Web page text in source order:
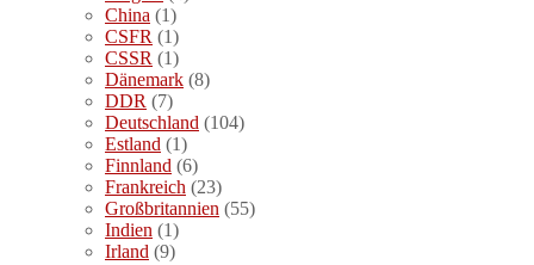
China (1)
CSFR (1)
CSSR (1)
Dänemark (8)
DDR (7)
Deutschland (104)
Estland (1)
Finnland (6)
Frankreich (23)
Großbritannien (55)
Indien (1)
Irland (9)